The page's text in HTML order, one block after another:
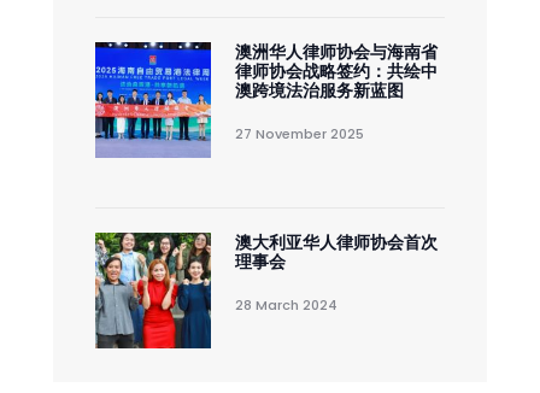
澳洲华人律师协会与海南省
律师协会战略签约：共绘中
澳跨境法治服务新蓝图
27 November 2025
澳大利亚华人律师协会首次
理事会
28 March 2024